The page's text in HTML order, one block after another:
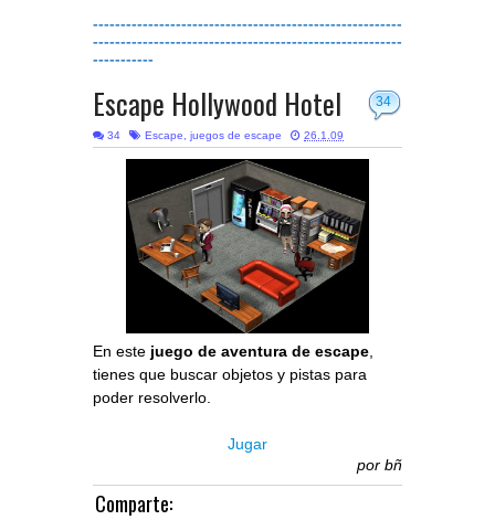
--------------------------------------------------------
--------------------------------------------------------
-----------
34
Escape Hollywood Hotel
34 Escape, juegos de escape 26.1.09
En este juego de aventura de escape,
tienes que buscar objetos y pistas para
poder resolverlo.
Jugar
por bñ
Comparte: